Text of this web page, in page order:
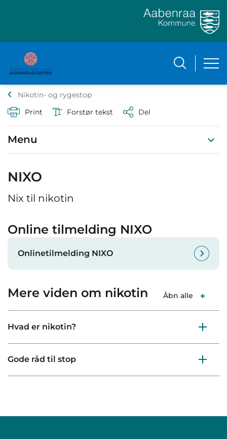
Nikotin- og rygestop
Print
Forstør tekst Del
Menu
NIXO
Nix til nikotin
Online tilmelding NIXO
Onlinetilmelding NIXO
Mere viden om nikotin Åbn alle
Hvad er nikotin?
Gode råd til stop